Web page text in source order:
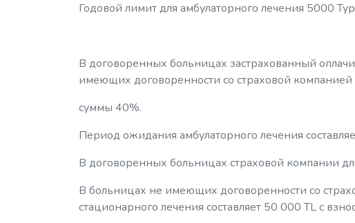
Годовой лимит для амбулаторного лечения 5000
В договоренных больницах застрахованный
имеющих договоренности со страховой компанией
суммы 40%.
Период ожидания амбулаторного лечения
В договоренных больницах страховой компании
В больницах не имеющих договоренности со
стационарного лечения составляет 50 000 TL с